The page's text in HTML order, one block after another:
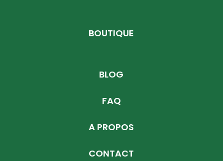
BOUTIQUE
BLOG
FAQ
A PROPOS
CONTACT